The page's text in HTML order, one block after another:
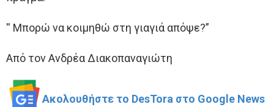
′′ Μπορώ να κοιμηθώ στη γιαγιά απόψε?”
Από τον Ανδρέα Διακοπαναγιώτη
Ακολουθήστε το DesTora στο Google News